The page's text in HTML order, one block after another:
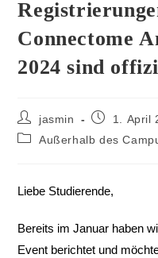
Connectome
2024 sind
jasmin
1. April
Außerhalb des
Liebe Studierende,
Bereits im Januar haben
Event berichtet und